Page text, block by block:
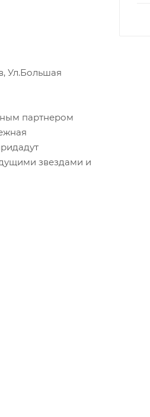
Ул.Большая
партнером
звездами и